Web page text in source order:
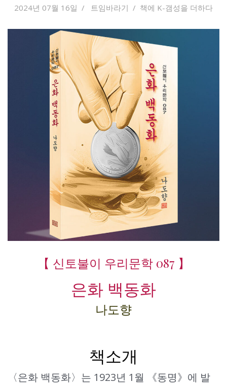
2024년 07월 16일 트임바라기 책에 K-갬성을 더하다
【 신토불이 우리문학 087 】
은화 백동화
나도향
책소개
〈은화 백동화〉는 1923년 1월 《동명》에 발